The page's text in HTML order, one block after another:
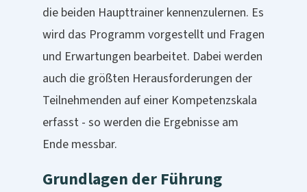
die beiden Haupttrainer kennenzulernen. Es
wird das Programm vorgestellt und Fragen
und Erwartungen bearbeitet. Dabei werden
auch die größten Herausforderungen der
Teilnehmenden auf einer Kompetenzskala
erfasst - so werden die Ergebnisse am
Ende messbar.
Grundlagen der Führung